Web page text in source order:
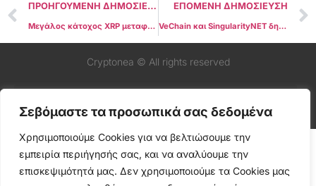
Σεβόμαστε τα προσωπικά σας δεδομένα
Χρησιμοποιούμε Cookies για να βελτιώσουμε την
εμπειρία περιήγησής σας, και να αναλύουμε την
επισκεψιμότητά μας. Δεν χρησιμοποιούμε τα Cookies μας
ΠΡΟΗΓΟΥΜΕΝΗ ΔΗΜΟΣΙΕΥΣΗ
Μεγάλος κάτοχος XRP μεταφέρει 29 εκατομμύρια Tokens στο Bitstamp κατά τη διάρκεια της πτώσης της τιμής
ΕΠΟΜΕΝΗ ΔΗΜΟΣΙΕΥΣΗ
VeChain και SingularityNET δημιουργούν συμμαχία για την αξιοποίηση της τεχνητής νοημοσύνης στη μάχη κατά της κλιματικής αλλαγής
Cryptonea © All rights reserved